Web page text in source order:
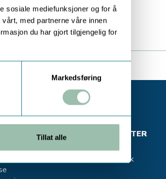
sosiale mediefunksjoner og for å
med partnerne våre innen
du har gjort tilgjengelig for
Markedsføring
Tillat alle
JOHNSEN
KUNDESENTER
Min side
Ordrehistorikk